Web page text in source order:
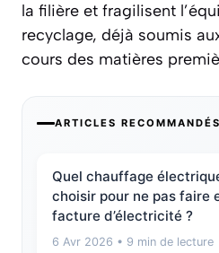
la filière et fragilisent
recyclage, déjà soumis
cours des matières
ARTICLES RECOMMANDÉS
Quel chauffage
choisir pour ne pas faire
facture d’électricité ?
6 Avr 2026 • 9 min de lecture